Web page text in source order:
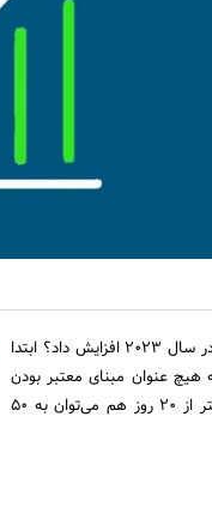
چگونه می‌توان دامین اتوریتی وب‌سایت خود را در سال 2023 افزایش داد؟ ابتدا
هیچ عنوان مبنای معتبر بودن
سایت در نظر نگیرید، علت آن است که در کمتر از 20 روز هم می‌توان به 50